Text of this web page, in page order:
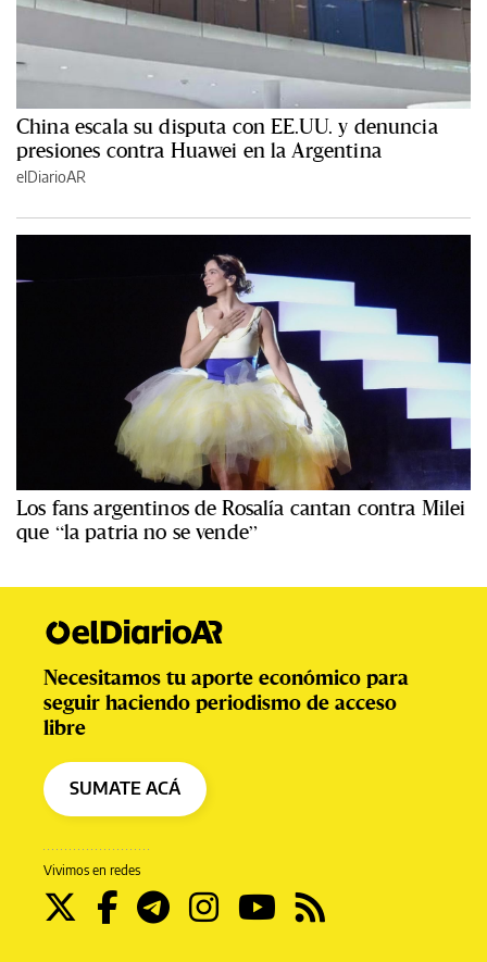
China escala su disputa con EE.UU. y denuncia
presiones contra Huawei en la Argentina
elDiarioAR
Los fans argentinos de Rosalía cantan contra Milei
que “la patria no se vende”
Vivimos en redes
Necesitamos tu aporte económico para
seguir haciendo periodismo de acceso
libre
SUMATE ACÁ